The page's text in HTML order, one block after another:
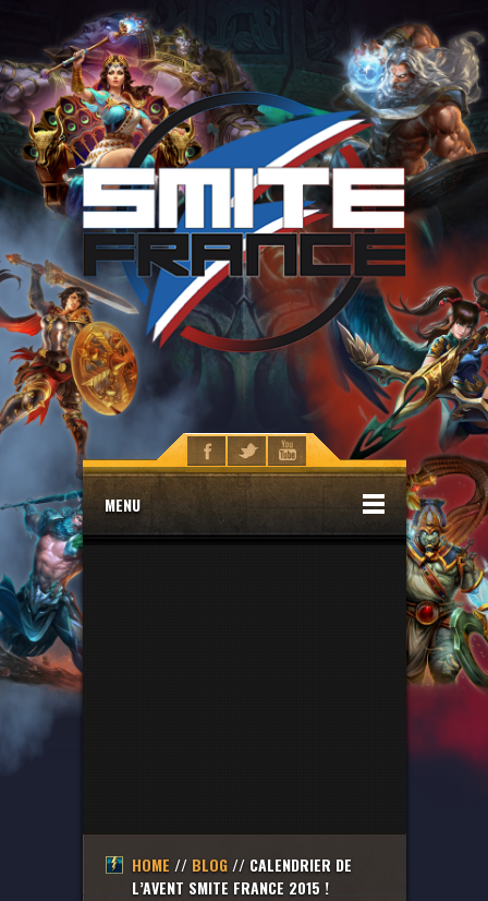
MENU
HOME // BLOG// CALENDRIER DE
L’AVENT SMITE FRANCE 2015 !